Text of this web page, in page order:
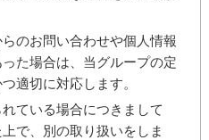
のお問い合わせや個人情報
た場合は、当グループの定
適切に対応します。
ている場合につきまして
で、別の取り扱いをしま